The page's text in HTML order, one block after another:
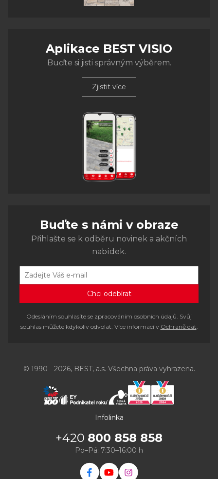
Aplikace BEST VISIO
Buďte si jisti správným výběrem.
Zjistit více
Buďte s námi v obraze
Přihlašte se k odběru novinek a akčních
nabídek.
Odesláním souhlasíte se zpracováním osobních údajů. Svůj
souhlas můžete kdykoliv odvolat. Více informací v Ochraně dat.
© 1990 - 2026, BEST, a.s. Všechna práva vyhrazena.
Infolinka
+420 800 858 858
Po–Pá: 7:30–16:00 h